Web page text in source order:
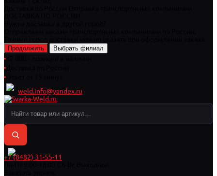
Продолжить Выбрать филиал
weld.info@yandex.ru
+7 (8482) 31-55-11